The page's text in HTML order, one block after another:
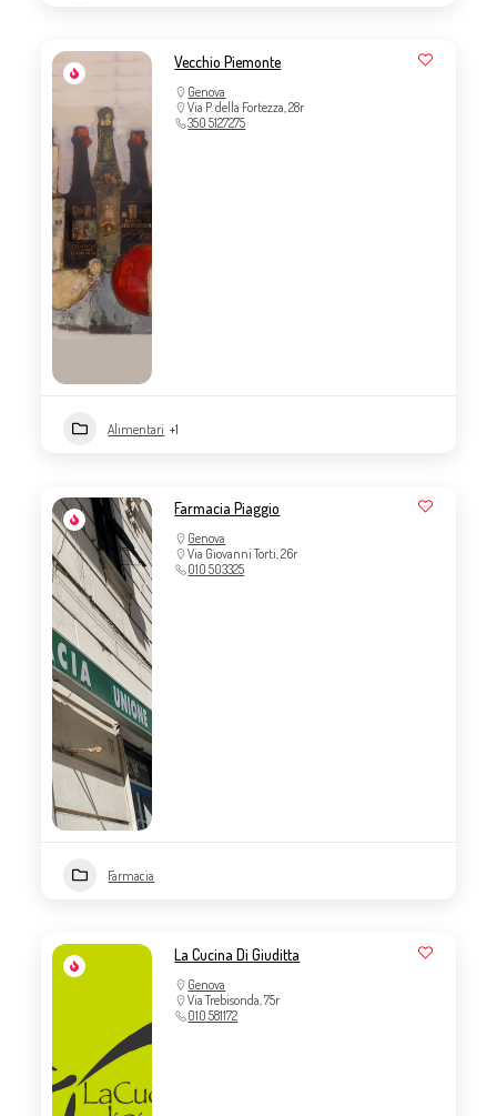
Vecchio Piemonte
Genova
Via P. della Fortezza, 28r
350 5127275
Alimentari +1
Farmacia Piaggio
Genova
Via Giovanni Torti, 26r
010 503325
Farmacia
La Cucina Di Giuditta
Genova
Via Trebisonda, 75r
010 581172